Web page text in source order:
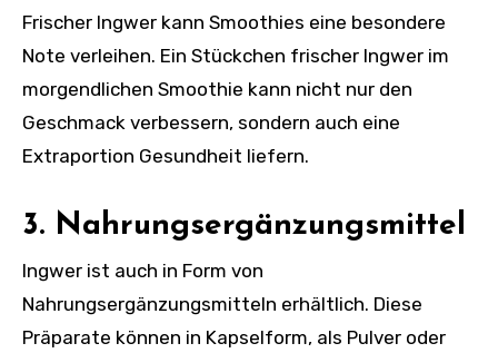
Frischer Ingwer kann Smoothies eine besondere
Note verleihen. Ein Stückchen frischer Ingwer im
morgendlichen Smoothie kann nicht nur den
Geschmack verbessern, sondern auch eine
Extraportion Gesundheit liefern.
3. Nahrungsergänzungsmittel
Ingwer ist auch in Form von
Nahrungsergänzungsmitteln erhältlich. Diese
Präparate können in Kapselform, als Pulver oder